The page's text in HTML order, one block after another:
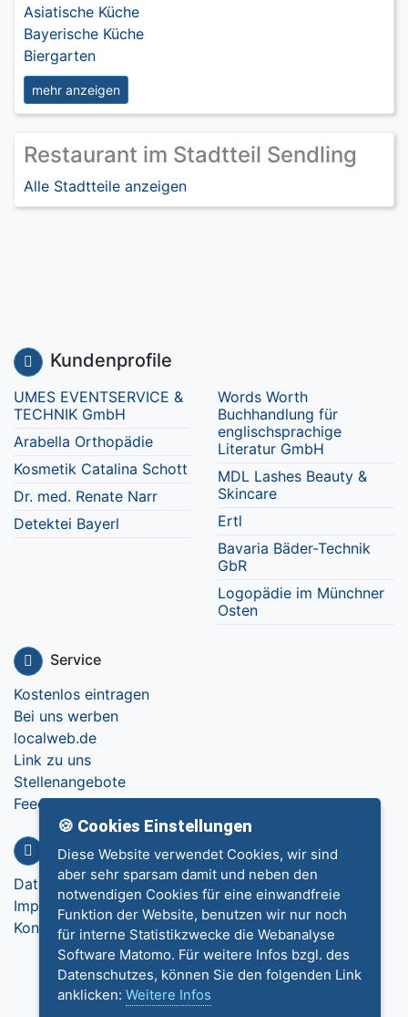
Asiatische Küche
Bayerische Küche
Biergarten
mehr anzeigen
Restaurant im Stadtteil Sendling
Alle Stadtteile anzeigen
Kundenprofile
UMES EVENTSERVICE &
TECHNIK GmbH
Arabella Orthopädie
Kosmetik Catalina Schott
Dr. med. Renate Narr
Detektei Bayerl
Words Worth
Buchhandlung für
englischsprachige
Literatur GmbH
MDL Lashes Beauty &
Skincare
Ertl
Bavaria Bäder-Technik
GbR
Logopädie im Münchner
Osten
Service
Kostenlos eintragen
Bei uns werben
localweb.de
Link zu uns
Stellenangebote
Feedback
Info
Datenschutz
Impressum
Kontakt
🍪 Cookies Einstellungen
Diese Website verwendet Cookies, wir sind
aber sehr sparsam damit und neben den
notwendigen Cookies für eine einwandfreie
Funktion der Website, benutzen wir nur noch
für interne Statistikzwecke die Webanalyse
Software Matomo. Für weitere Infos bzgl. des
Datenschutzes, können Sie den folgenden Link
anklicken: Weitere Infos